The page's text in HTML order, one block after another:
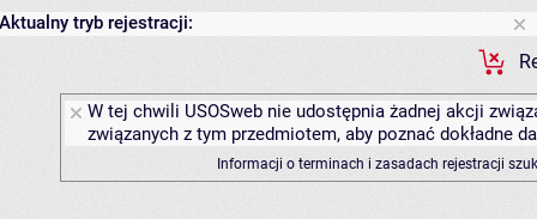
Aktualny tryb rejestracji:
W tej chwili USOSweb nie udostępnia żadnej akcji
związanych z tym przedmiotem, aby poznać dokładne
Informacji o terminach i zasadach rejestracji